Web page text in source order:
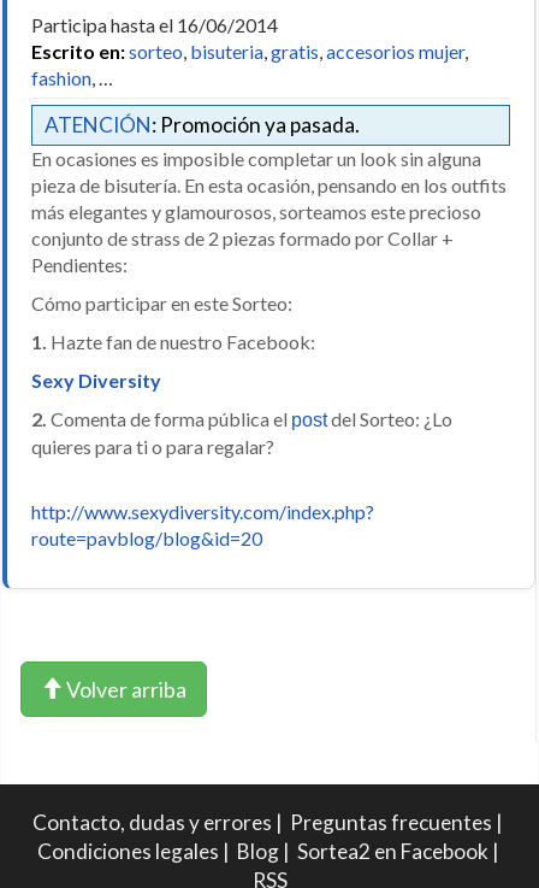
Participa hasta el 16/06/2014
Escrito en:sorteo, bisuteria,gratis,accesorios mujer,
fashion, …
ATENCIÓN: Promoción ya pasada.
En ocasiones es imposible completar un look sin alguna
pieza de bisutería. En esta ocasión, pensando en los outfits
más elegantes y glamourosos, sorteamos este precioso
conjunto de strass de 2 piezas formado por Collar +
Pendientes:
Cómo participar en este Sorteo:
1. Hazte fan de nuestro Facebook:
Sexy Diversity
2. Comenta de forma pública el postdel Sorteo: ¿Lo
quieres para ti o para regalar?
http://www.sexydiversity.com/index.php?
route=pavblog/blog&id=20
Volver arriba
Contacto, dudas y errores | Preguntas frecuentes |
Condiciones legales | Blog| Sortea2 en Facebook|
RSS